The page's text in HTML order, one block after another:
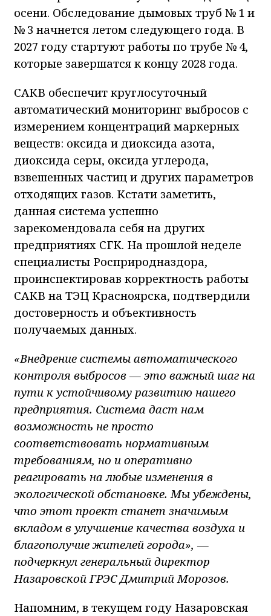
осени. Обследование дымовых труб № 1 и
№ 3 начнется летом следующего года. В
2027 году стартуют работы по трубе № 4,
которые завершатся к концу 2028 года.
САКВ обеспечит круглосуточный
автоматический мониторинг выбросов с
измерением концентраций маркерных
веществ: оксида и диоксида азота,
диоксида серы, оксида углерода,
взвешенных частиц и других параметров
отходящих газов. Кстати заметить,
данная система успешно
зарекомендовала себя на других
предприятиях СГК. На прошлой неделе
специалисты Росприродназдора,
проинспектировав корректность работы
САКВ на ТЭЦ Красноярска, подтвердили
достоверность и объективность
получаемых данных.
«Внедрение системы автоматического
контроля выбросов — это важный шаг на
пути к устойчивому развитию нашего
предприятия. Система даст нам
возможность не просто
соответствовать нормативным
требованиям, но и оперативно
реагировать на любые изменения в
экологической обстановке. Мы убеждены,
что этот проект станет значимым
вкладом в улучшение качества воздуха и
благополучие жителей города», —
подчеркнул генеральный директор
Назаровской ГРЭС Дмитрий Морозов.
Напомним, в текущем году Назаровская